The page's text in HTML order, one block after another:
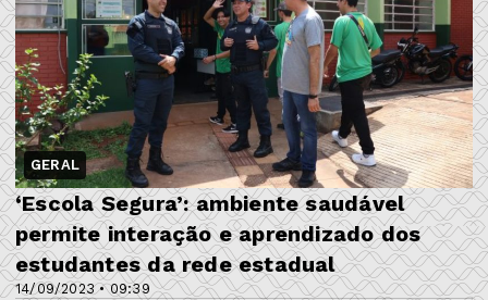
GERAL
14/09/2023 • 09:39
‘Escola Segura’: ambiente saudável
permite interação e aprendizado dos
estudantes da rede estadual